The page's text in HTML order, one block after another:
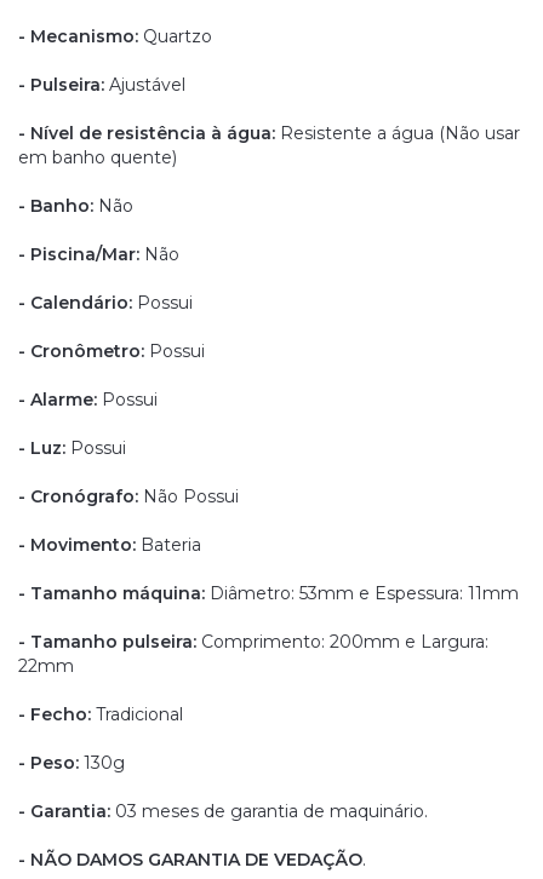
- Mecanismo: Quartzo
- Pulseira: Ajustável
- Nível de resistência à água: Resistente a água (Não usar
em banho quente)
- Banho: Não
- Piscina/Mar: Não
- Calendário: Possui
- Cronômetro: Possui
- Alarme: Possui
- Luz: Possui
- Cronógrafo: Não Possui
- Movimento: Bateria
- Tamanho máquina: Diâmetro: 53mm e Espessura: 11mm
- Tamanho pulseira: Comprimento: 200mm e Largura:
22mm
- Fecho: Tradicional
- Peso: 130g
- Garantia: 03 meses de garantia de maquinário.
- NÃO DAMOS GARANTIA DE VEDAÇÃO.